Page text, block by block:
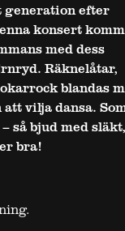
efter
konsert
med dess
Räknelåtar,
blandas
vilja dansa.
så bjud med släkt,
bra!